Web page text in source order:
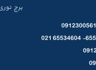
برج نوری 15